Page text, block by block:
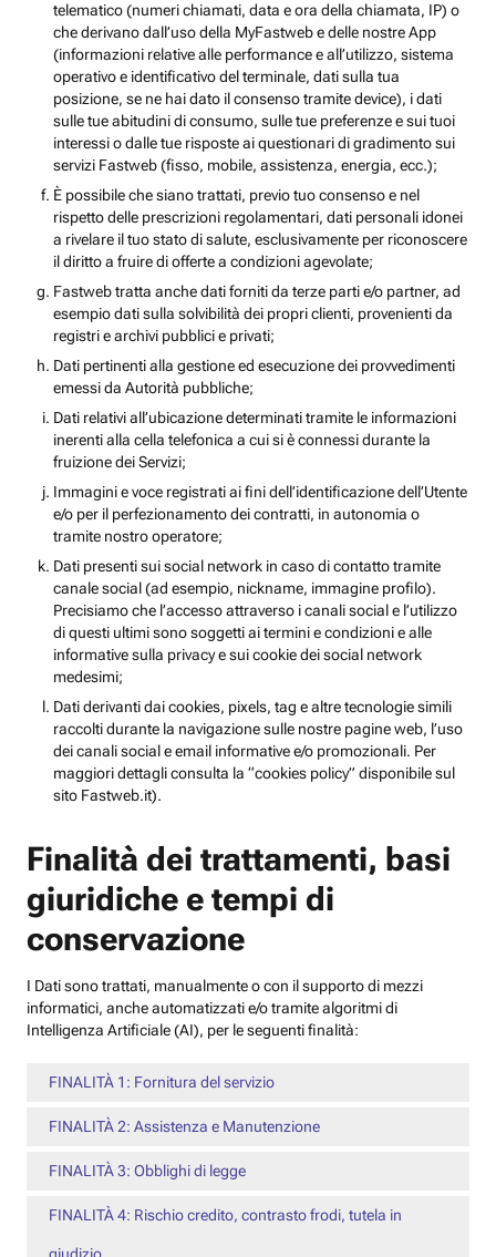
telematico (numeri chiamati, data e ora della chiamata, IP) o
che derivano dall’uso della MyFastweb e delle nostre App
(informazioni relative alle performance e all’utilizzo, sistema
operativo e identificativo del terminale, dati sulla tua
posizione, se ne hai dato il consenso tramite device), i dati
sulle tue abitudini di consumo, sulle tue preferenze e sui tuoi
interessi o dalle tue risposte ai questionari di gradimento sui
servizi Fastweb (fisso, mobile, assistenza, energia, ecc.);
È possibile che siano trattati, previo tuo consenso e nel
rispetto delle prescrizioni regolamentari, dati personali idonei
a rivelare il tuo stato di salute, esclusivamente per riconoscere
il diritto a fruire di offerte a condizioni agevolate;
Fastweb tratta anche dati forniti da terze parti e/o partner, ad
esempio dati sulla solvibilità dei propri clienti, provenienti da
registri e archivi pubblici e privati;
Dati pertinenti alla gestione ed esecuzione dei provvedimenti
emessi da Autorità pubbliche;
Dati relativi all’ubicazione determinati tramite le informazioni
inerenti alla cella telefonica a cui si è connessi durante la
fruizione dei Servizi;
Immagini e voce registrati ai fini dell’identificazione dell’Utente
e/o per il perfezionamento dei contratti, in autonomia o
tramite nostro operatore;
Dati presenti sui social network in caso di contatto tramite
canale social (ad esempio, nickname, immagine profilo).
Precisiamo che l’accesso attraverso i canali social e l’utilizzo
di questi ultimi sono soggetti ai termini e condizioni e alle
informative sulla privacy e sui cookie dei social network
medesimi;
Dati derivanti dai cookies, pixels, tag e altre tecnologie simili
raccolti durante la navigazione sulle nostre pagine web, l’uso
dei canali social e email informative e/o promozionali. Per
maggiori dettagli consulta la “cookies policy” disponibile sul
sito Fastweb.it).
Finalità dei trattamenti, basi
giuridiche e tempi di
conservazione
I Dati sono trattati, manualmente o con il supporto di mezzi
informatici, anche automatizzati e/o tramite algoritmi di
Intelligenza Artificiale (AI), per le seguenti finalità:
FINALITÀ 1: Fornitura del servizio
FINALITÀ 2: Assistenza e Manutenzione
FINALITÀ 3: Obblighi di legge
FINALITÀ 4: Rischio credito, contrasto frodi, tutela in